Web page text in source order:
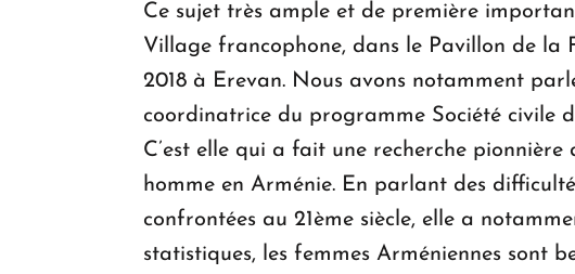
Ce sujet très ample et de première
Village francophone, dans le Pavillon de la
2018 à Erevan. Nous avons notamment
coordinatrice du programme Société civile
C’est elle qui a fait une recherche
homme en Arménie. En parlant des
confrontées au 21ème siècle, elle a
statistiques, les femmes Arméniennes sont